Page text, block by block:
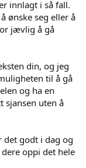
det er så smått.
fortsatt så svak.
er fortsatt ikke
Min sønn blir lett
grine utrøstelig i
besøk, eller at
å kjenne min
i seg selv! Så
det heller sjeldent
Ikke minst
innlagt i så fall.
ønske seg eller å
jævlig å gå
din, og jeg
til å gå
og ha en
sjansen uten å
det godt i dag og
oppi det hele